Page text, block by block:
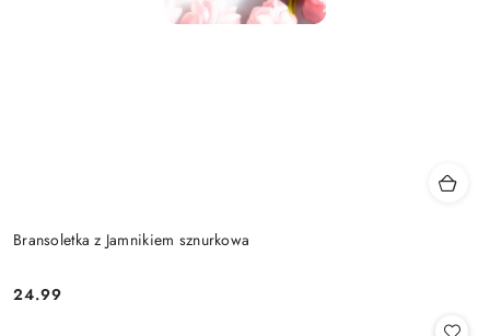
Bransoletka z Jamnikiem sznurkowa
Cena:
24.99